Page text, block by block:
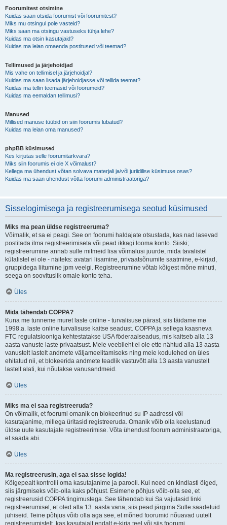
Foorumitest otsimine
Kuidas saan otsida foorumist või foorumitest?
Miks mu otsingul pole vasteid?
Miks saan ma otsingu vastuseks tühja lehe?
Kuidas ma otsin kasutajaid?
Kuidas ma leian omaenda postitused või teemad?
Tellimused ja järjehoidjad
Mis vahe on tellimisel ja järjehoidjal?
Kuidas ma saan lisada järjehoidjasse või tellida teemat?
Kuidas ma tellin teemasid või foorumeid?
Kuidas ma eemaldan tellimusi?
Manused
Millised manuse tüübid on siin foorumis lubatud?
Kuidas ma leian oma manused?
phpBB küsimused
Kes kirjutas selle foorumitarkvara?
Miks siin foorumis ei ole X võimalust?
Kellega ma ühendust võtan solvava materjali ja/või juriidilise küsimuse osas?
Kuidas ma saan ühendust võtta foorumi administraatoriga?
Sisselogimisega ja registreerumisega seotud küsimused
Miks ma pean üldse registreeruma?
Võimalik, et sa ei peagi. See on foorumi haldajate otsustada, kas nad lasevad
postitada ilma registreerimiseta või pead ikkagi looma konto. Siiski;
registreerumine annab sulle mitmeid lisa võimalusi juurde, mida tavalistel
külalistel ei ole - näiteks: avatari lisamine, privaatsõnumite saatmine, e-kirjad,
gruppidega liitumine jpm veelgi. Registreerumine võtab kõigest mõne minuti,
seega on soovituslik omale konto teha.
Üles
Mida tähendab COPPA?
Kuna me tunneme muret laste online - turvalisuse pärast, siis täidame me
1998.a. laste online turvalisuse kaitse seadust. COPPA ja sellega kaasneva
FTC regulatsiooniga kehtestatakse USA föderaalseadus, mis kaitseb alla 13
aasta vanuste laste privaatsust. Meie veebileht ei ole ette nähtud alla 13 aasta
vanustelt lastelt andmete väljameelitamiseks ning meie kodulehed on üles
ehitatud nii, et blokeerida andmete teadlik vastuvõtt alla 13 aasta vanustelt
lastelt alati, kui nõutakse vanusandmeid.
Üles
Miks ma ei saa registreeruda?
On võimalik, et foorumi omanik on blokeerinud su IP aadressi või
kasutajanime, millega üritasid registreeruda. Omanik võib olla keelustanud
üldse uute kasutajate registreerimise. Võta ühendust foorum administraatoriga,
et saada abi.
Üles
Ma registreerusin, aga ei saa sisse logida!
Kõigepealt kontrolli oma kasutajanime ja parooli. Kui need on kindlasti õiged,
siis järgmiseks võib-olla kaks põhjust. Esimene põhjus võib-olla see, et
registreerusid COPPA tingimustega. See tähendab kui Sa vajutasid linki
registreerumisel, et oled alla 13. aasta vana, siis pead järgima Sulle saadetuid
juhiseid. Teine põhjus võib olla aga see, et mõned foorumid nõuavad uutelt
registreerumistelt, kas kasutajalt endalt e-kirja teel või siis foorumi